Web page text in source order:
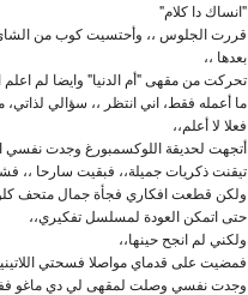
"انساك دا كلام"
قررت الجلوس ،، وأحتسيت كوب من
بعدها ،،
تحركت من مقهى "أم الدنيا" وايضا لم اعلم
ما أعمله فقط، اني انتظر ،، سؤالي لذاتي،
فعلا لا أعلم،،
أتجهت لحديقة اللوكسمبورغ وجدت نفسي
تيقنت ذكريات جميلة،، فبقيت سارحا ،،
ولكن قطعت افكاري فجأة جمال متحف
حتى اتمكن العودة لمسلسل تفكيري،،
ولكني لم انجح حينها،،
فمضيت على قدماي مواصلا فسحتي
وجدت نفسي وصلت لمقهى لي دي ماغو